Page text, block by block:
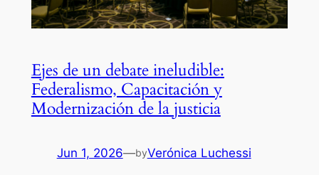
Ejes de un debate ineludible:
Federalismo, Capacitación y
Modernización de la justicia
Jun 1, 2026—byVerónica Luchessi